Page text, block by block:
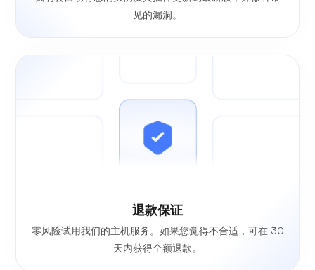
见的漏洞。
退款保证
零风险试用我们的主机服务。如果您觉得不合适，可在 30
天内获得全额退款。